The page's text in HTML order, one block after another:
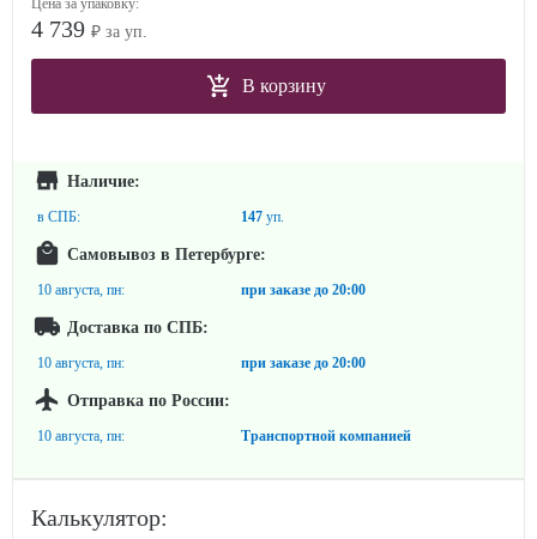
Цена за упаковку:
4 739 ₽ за уп.
В корзину
Наличие:
в СПБ: 147 уп.
Самовывоз в Петербурге:
10 августа, пн: при заказе до 20:00
Доставка по СПБ:
10 августа, пн: при заказе до 20:00
Отправка по России:
10 августа, пн: Транспортной компанией
Калькулятор: